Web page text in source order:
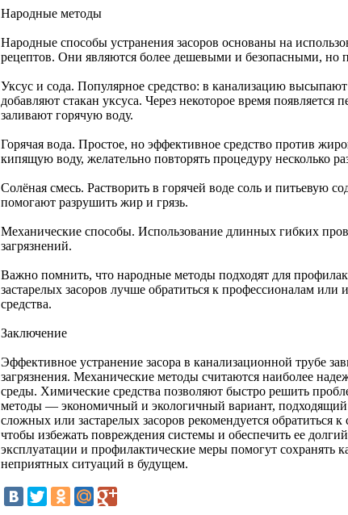
Народные методы
Народные способы устранения засоров основаны на
рецептов. Они являются более дешевыми и безопасными, но
Уксус и сода. Популярное средство: в канализацию
добавляют стакан уксуса. Через некоторое время появляется
заливают горячую воду.
Горячая вода. Простое, но эффективное средство против
кипящую воду, желательно повторять процедуру несколько
Солёная смесь. Растворить в горячей воде соль и питьевую
помогают разрушить жир и грязь.
Механические способы. Использование длинных гибких
загрязнений.
Важно помнить, что народные методы подходят для
застарелых засоров лучше обратиться к профессионалам или
средства.
Заключение
Эффективное устранение засора в канализационной трубе
загрязнения. Механические методы считаются наиболее
среды. Химические средства позволяют быстро решить
методы — экономичный и экологичный вариант, подходящий
сложных или застарелых засоров рекомендуется обратиться
чтобы избежать повреждения системы и обеспечить ее
эксплуатации и профилактические меры помогут сохранять
неприятных ситуаций в будущем.